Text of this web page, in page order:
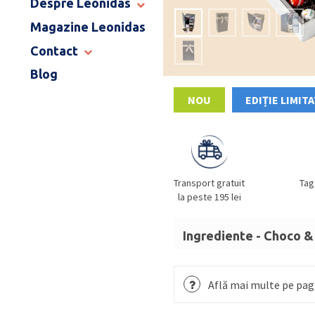
END OF SCHOOL
Despre Leonidas
POVESTEA LEONIDAS
CATALOG PAȘTE 2026
Magazine Leonidas
Contact
MAGAZINE LEONIDAS
Blog
NOU EDIȚIE
Transport gratuit
la peste 195 lei
Ingrediente - Choco
cacao,LAPTEpraf
Află mai multe pe